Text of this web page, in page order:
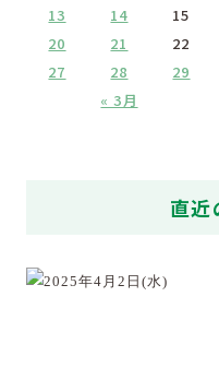
« 3月
13
14 15
20
21 22
27
28 29
直近